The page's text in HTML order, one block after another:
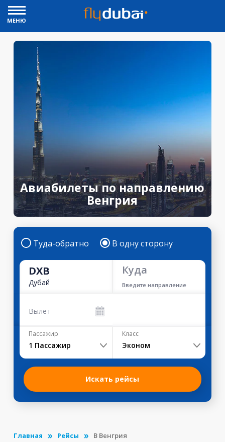
МЕНЮ
Авиабилеты по направлению
Венгрия
Туда-обратно В одну сторону
DXB
Дубай
Куда
Введите направление
Вылет
Пассажир
1 Пассажир
Класс
Эконом
Искать рейсы
Главная Рейсы В Венгрия